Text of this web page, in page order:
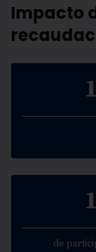
Impacto
de